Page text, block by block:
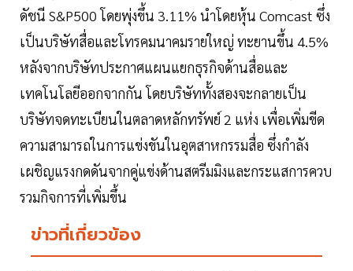
ดัชนี S&P500 โดยพุ่งขึ้น 3.11% นำโดยหุ้น Comcast ซึ่ง
เป็นบริษัทสื่อและโทรคมนาคมรายใหญ่ ทะยานขึ้น 4.5%
หลังจากบริษัทประกาศแผนแยกธุรกิจด้านสื่อและ
เทคโนโลยีออกจากกัน โดยบริษัททั้งสองจะกลายเป็น
บริษัทจดทะเบียนในตลาดหลักทรัพย์ 2 แห่ง เพื่อเพิ่มขีด
ความสามารถในการแข่งขันในอุตสาหกรรมสื่อ ซึ่งกำลัง
เผชิญแรงกดดันจากคู่แข่งด้านสตรีมมิงและกระแสการควบ
รวมกิจการที่เพิ่มขึ้น
ข่าวที่เกี่ยวข้อง